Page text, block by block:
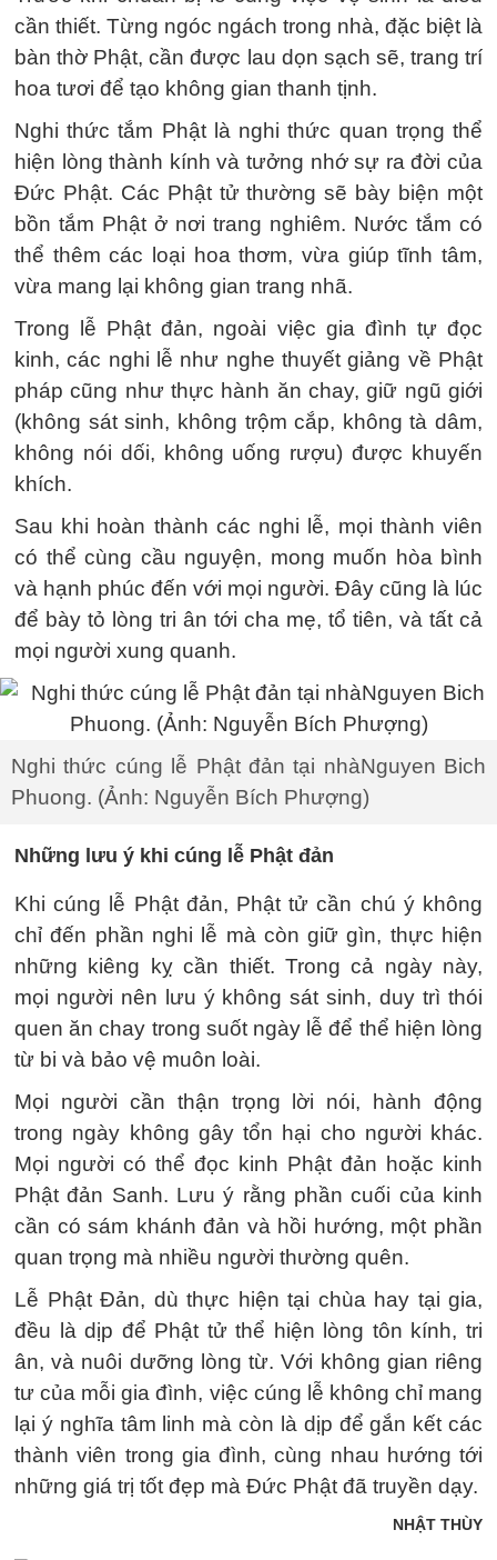
cần thiết. Từng ngóc ngách trong nhà, đặc biệt là
bàn thờ Phật, cần được lau dọn sạch sẽ, trang trí
hoa tươi để tạo không gian thanh tịnh.
Nghi thức tắm Phật là nghi thức quan trọng thể
hiện lòng thành kính và tưởng nhớ sự ra đời của
Đức Phật. Các Phật tử thường sẽ bày biện một
bồn tắm Phật ở nơi trang nghiêm. Nước tắm có
thể thêm các loại hoa thơm, vừa giúp tĩnh tâm,
vừa mang lại không gian trang nhã.
Trong lễ Phật đản, ngoài việc gia đình tự đọc
kinh, các nghi lễ như nghe thuyết giảng về Phật
pháp cũng như thực hành ăn chay, giữ ngũ giới
(không sát sinh, không trộm cắp, không tà dâm,
không nói dối, không uống rượu) được khuyến
khích.
Sau khi hoàn thành các nghi lễ, mọi thành viên
có thể cùng cầu nguyện, mong muốn hòa bình
và hạnh phúc đến với mọi người. Đây cũng là lúc
để bày tỏ lòng tri ân tới cha mẹ, tổ tiên, và tất cả
mọi người xung quanh.
Nghi thức cúng lễ Phật đản tại nhàNguyen Bich
Phuong. (Ảnh: Nguyễn Bích Phượng)
Những lưu ý khi cúng lễ Phật đản
Khi cúng lễ Phật đản, Phật tử cần chú ý không
chỉ đến phần nghi lễ mà còn giữ gìn, thực hiện
những kiêng kỵ cần thiết. Trong cả ngày này,
mọi người nên lưu ý không sát sinh, duy trì thói
quen ăn chay trong suốt ngày lễ để thể hiện lòng
từ bi và bảo vệ muôn loài.
Mọi người cần thận trọng lời nói, hành động
trong ngày không gây tổn hại cho người khác.
Mọi người có thể đọc kinh Phật đản hoặc kinh
Phật đản Sanh. Lưu ý rằng phần cuối của kinh
cần có sám khánh đản và hồi hướng, một phần
quan trọng mà nhiều người thường quên.
Lễ Phật Đản, dù thực hiện tại chùa hay tại gia,
đều là dịp để Phật tử thể hiện lòng tôn kính, tri
ân, và nuôi dưỡng lòng từ. Với không gian riêng
tư của mỗi gia đình, việc cúng lễ không chỉ mang
lại ý nghĩa tâm linh mà còn là dịp để gắn kết các
thành viên trong gia đình, cùng nhau hướng tới
những giá trị tốt đẹp mà Đức Phật đã truyền dạy.
NHẬT THÙY